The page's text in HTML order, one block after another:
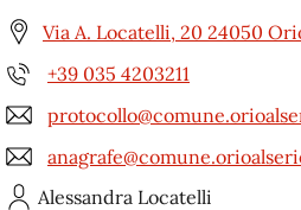
Via A. Locatelli, 20 24050
+39 035 4203211
Alessandra Locatelli